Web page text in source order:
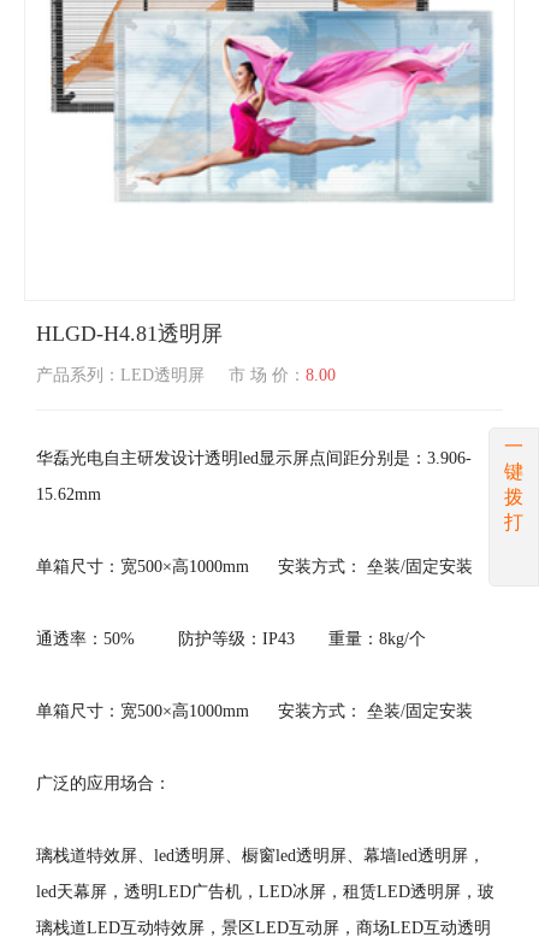
HLGD-H4.81透明屏
产品系列：LED透明屏 市 场 价： 8.00
华磊光电自主研发设计透明led显示屏点间距分别是：3.906-
15.62mm
单箱尺寸：宽500×高1000mm 安装方式： 垒装/固定安装
通透率：50% 防护等级：IP43 重量：8kg/个
单箱尺寸：宽500×高1000mm 安装方式： 垒装/固定安装
广泛的应用场合：
璃栈道特效屏、led透明屏、橱窗led透明屏、幕墙led透明屏，
led天幕屏，透明LED广告机，LED冰屏，租赁LED透明屏，玻
璃栈道LED互动特效屏，景区LED互动屏，商场LED互动透明
一
键
拨
打